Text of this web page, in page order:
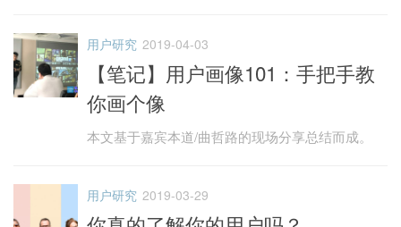
用户研究 2019-04-03
【笔记】用户画像101：手把手教
你画个像
本文基于嘉宾本道/曲哲路的现场分享总结而成。
用户研究 2019-03-29